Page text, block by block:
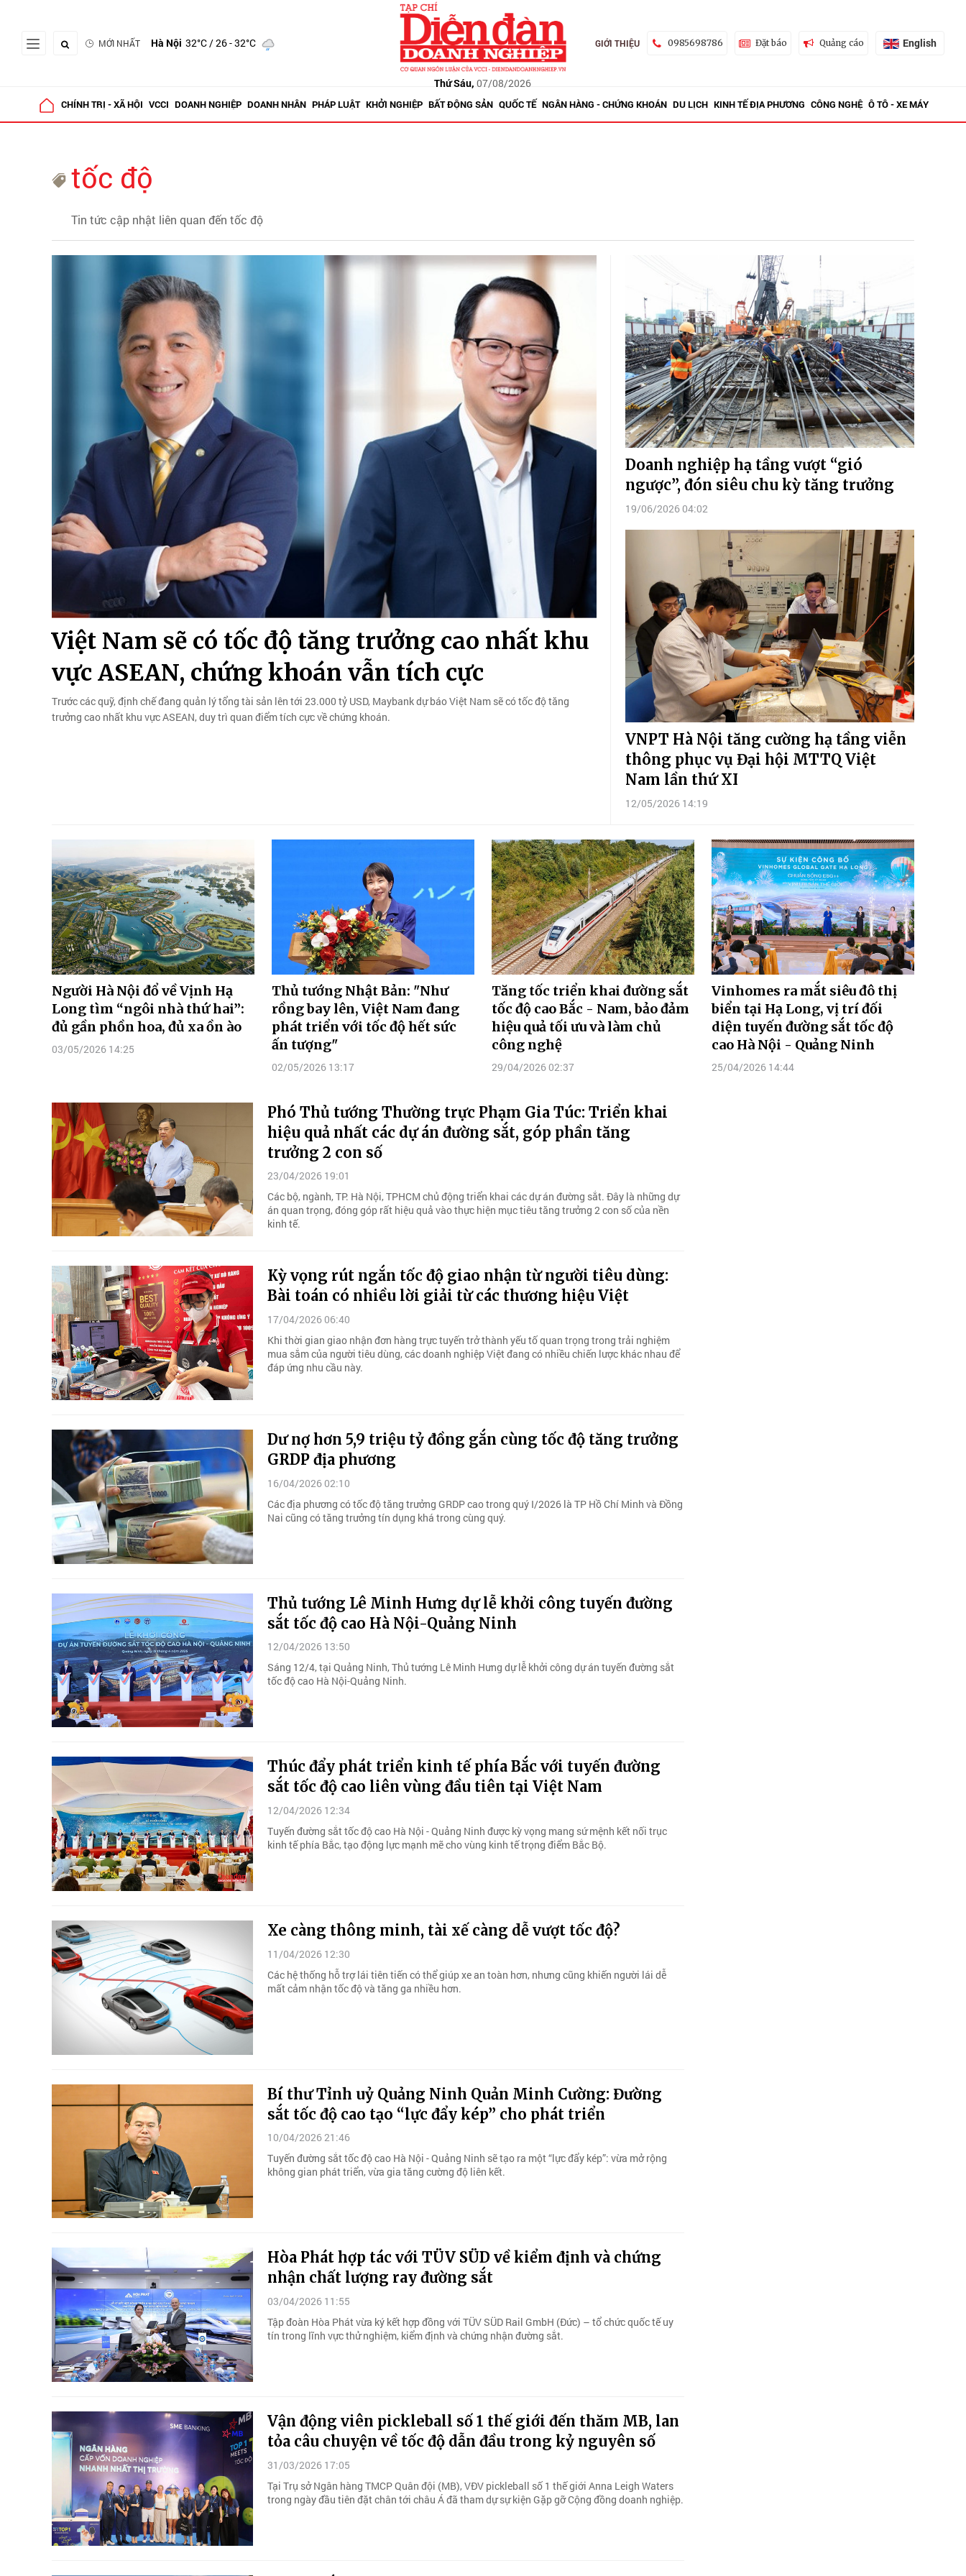
MỚI NHẤT Hà Nội 32°C/ 26 - 32°C
Thứ Sáu, 07/08/2026
GIỚI THIỆU 0985698786 Đặt báo Quảng cáo English
CHÍNH TRỊ - XÃ HỘI VCCI DOANH NGHIỆP DOANH NHÂN PHÁP LUẬT KHỞI NGHIỆP BẤT ĐỘNG SẢN QUỐC TẾ NGÂN HÀNG - CHỨNG KHOÁN DU LỊCH KINH TẾ ĐỊA PHƯƠNG CÔNG NGHỆ Ô TÔ - XE MÁY
tốc độ
Tin tức cập nhật liên quan đến tốc độ
Việt Nam sẽ có tốc độ tăng trưởng cao nhất khu
vực ASEAN, chứng khoán vẫn tích cực
Trước các quỹ, định chế đang quản lý tổng tài sản lên tới 23.000 tỷ USD, Maybank dự báo Việt Nam sẽ có tốc độ tăng
trưởng cao nhất khu vực ASEAN, duy trì quan điểm tích cực về chứng khoán.
Doanh nghiệp hạ tầng vượt “gió
ngược”, đón siêu chu kỳ tăng trưởng
19/06/2026 04:02
VNPT Hà Nội tăng cường hạ tầng viễn
thông phục vụ Đại hội MTTQ Việt
Nam lần thứ XI
12/05/2026 14:19
Người Hà Nội đổ về Vịnh Hạ
Long tìm “ngôi nhà thứ hai”:
đủ gần phồn hoa, đủ xa ồn ào
03/05/2026 14:25
Thủ tướng Nhật Bản: "Như
rồng bay lên, Việt Nam đang
phát triển với tốc độ hết sức
ấn tượng"
02/05/2026 13:17
Tăng tốc triển khai đường sắt
tốc độ cao Bắc - Nam, bảo đảm
hiệu quả tối ưu và làm chủ
công nghệ
29/04/2026 02:37
Vinhomes ra mắt siêu đô thị
biển tại Hạ Long, vị trí đối
diện tuyến đường sắt tốc độ
cao Hà Nội - Quảng Ninh
25/04/2026 14:44
Phó Thủ tướng Thường trực Phạm Gia Túc: Triển khai
hiệu quả nhất các dự án đường sắt, góp phần tăng
trưởng 2 con số
23/04/2026 19:01
Các bộ, ngành, TP. Hà Nội, TPHCM chủ động triển khai các dự án đường sắt. Đây là những dự
án quan trọng, đóng góp rất hiệu quả vào thực hiện mục tiêu tăng trưởng 2 con số của nền
kinh tế.
Kỳ vọng rút ngắn tốc độ giao nhận từ người tiêu dùng:
Bài toán có nhiều lời giải từ các thương hiệu Việt
17/04/2026 06:40
Khi thời gian giao nhận đơn hàng trực tuyến trở thành yếu tố quan trọng trong trải nghiệm
mua sắm của người tiêu dùng, các doanh nghiệp Việt đang có nhiều chiến lược khác nhau để
đáp ứng nhu cầu này.
Dư nợ hơn 5,9 triệu tỷ đồng gắn cùng tốc độ tăng trưởng
GRDP địa phương
16/04/2026 02:10
Các địa phương có tốc độ tăng trưởng GRDP cao trong quý I/2026 là TP Hồ Chí Minh và Đồng
Nai cũng có tăng trưởng tín dụng khá trong cùng quý.
Thủ tướng Lê Minh Hưng dự lễ khởi công tuyến đường
sắt tốc độ cao Hà Nội-Quảng Ninh
12/04/2026 13:50
Sáng 12/4, tại Quảng Ninh, Thủ tướng Lê Minh Hưng dự lễ khởi công dự án tuyến đường sắt
tốc độ cao Hà Nội-Quảng Ninh.
Thúc đẩy phát triển kinh tế phía Bắc với tuyến đường
sắt tốc độ cao liên vùng đầu tiên tại Việt Nam
12/04/2026 12:34
Tuyến đường sắt tốc độ cao Hà Nội - Quảng Ninh được kỳ vọng mang sứ mệnh kết nối trục
kinh tế phía Bắc, tạo động lực mạnh mẽ cho vùng kinh tế trọng điểm Bắc Bộ.
Xe càng thông minh, tài xế càng dễ vượt tốc độ?
11/04/2026 12:30
Các hệ thống hỗ trợ lái tiên tiến có thể giúp xe an toàn hơn, nhưng cũng khiến người lái dễ
mất cảm nhận tốc độ và tăng ga nhiều hơn.
Bí thư Tỉnh uỷ Quảng Ninh Quản Minh Cường: Đường
sắt tốc độ cao tạo “lực đẩy kép” cho phát triển
10/04/2026 21:46
Tuyến đường sắt tốc độ cao Hà Nội - Quảng Ninh sẽ tạo ra một “lực đẩy kép”: vừa mở rộng
không gian phát triển, vừa gia tăng cường độ liên kết.
Hòa Phát hợp tác với TÜV SÜD về kiểm định và chứng
nhận chất lượng ray đường sắt
03/04/2026 11:55
Tập đoàn Hòa Phát vừa ký kết hợp đồng với TÜV SÜD Rail GmbH (Đức) – tổ chức quốc tế uy
tín trong lĩnh vực thử nghiệm, kiểm định và chứng nhận đường sắt.
Vận động viên pickleball số 1 thế giới đến thăm MB, lan
tỏa câu chuyện về tốc độ dẫn đầu trong kỷ nguyên số
31/03/2026 17:05
Tại Trụ sở Ngân hàng TMCP Quân đội (MB), VĐV pickleball số 1 thế giới Anna Leigh Waters
trong ngày đầu tiên đặt chân tới châu Á đã tham dự sự kiện Gặp gỡ Cộng đồng doanh nghiệp.